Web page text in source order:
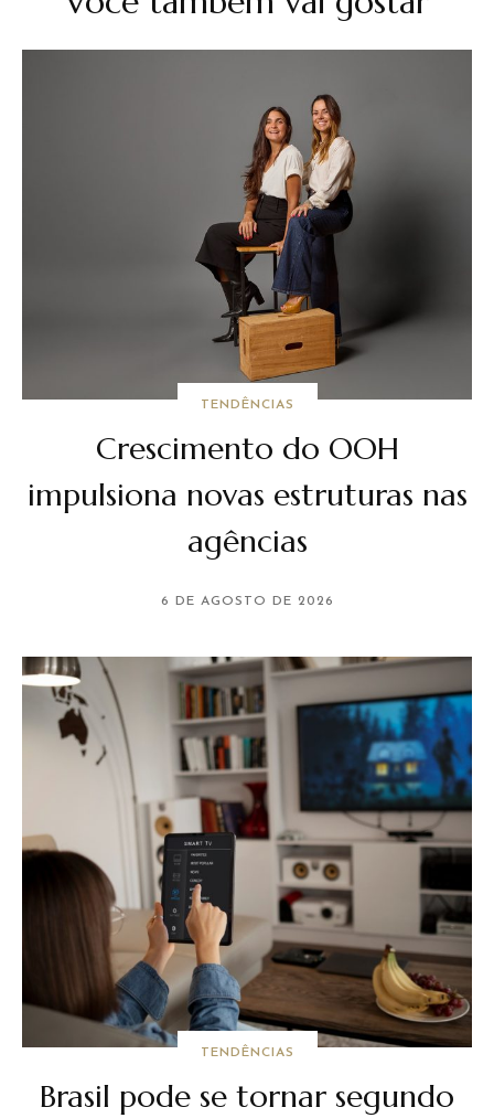
TENDÊNCIAS
Crescimento do OOH
impulsiona novas estruturas nas
agências
6 DE AGOSTO DE 2026
TENDÊNCIAS
Brasil pode se tornar segundo